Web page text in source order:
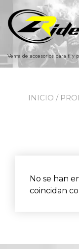
contenido
Venta de accesorios para ti y
INICIO /
No se han
coincidan